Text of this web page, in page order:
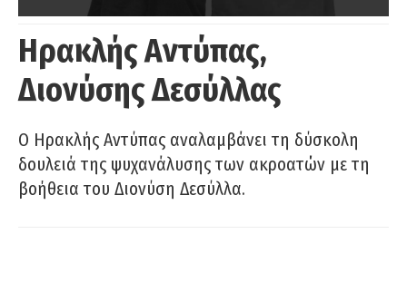
Ηρακλής Αντύπας,
Διονύσης Δεσύλλας
Ο Ηρακλής Αντύπας αναλαμβάνει τη δύσκολη
δουλειά της ψυχανάλυσης των ακροατών με τη
βοήθεια του Διονύση Δεσύλλα.